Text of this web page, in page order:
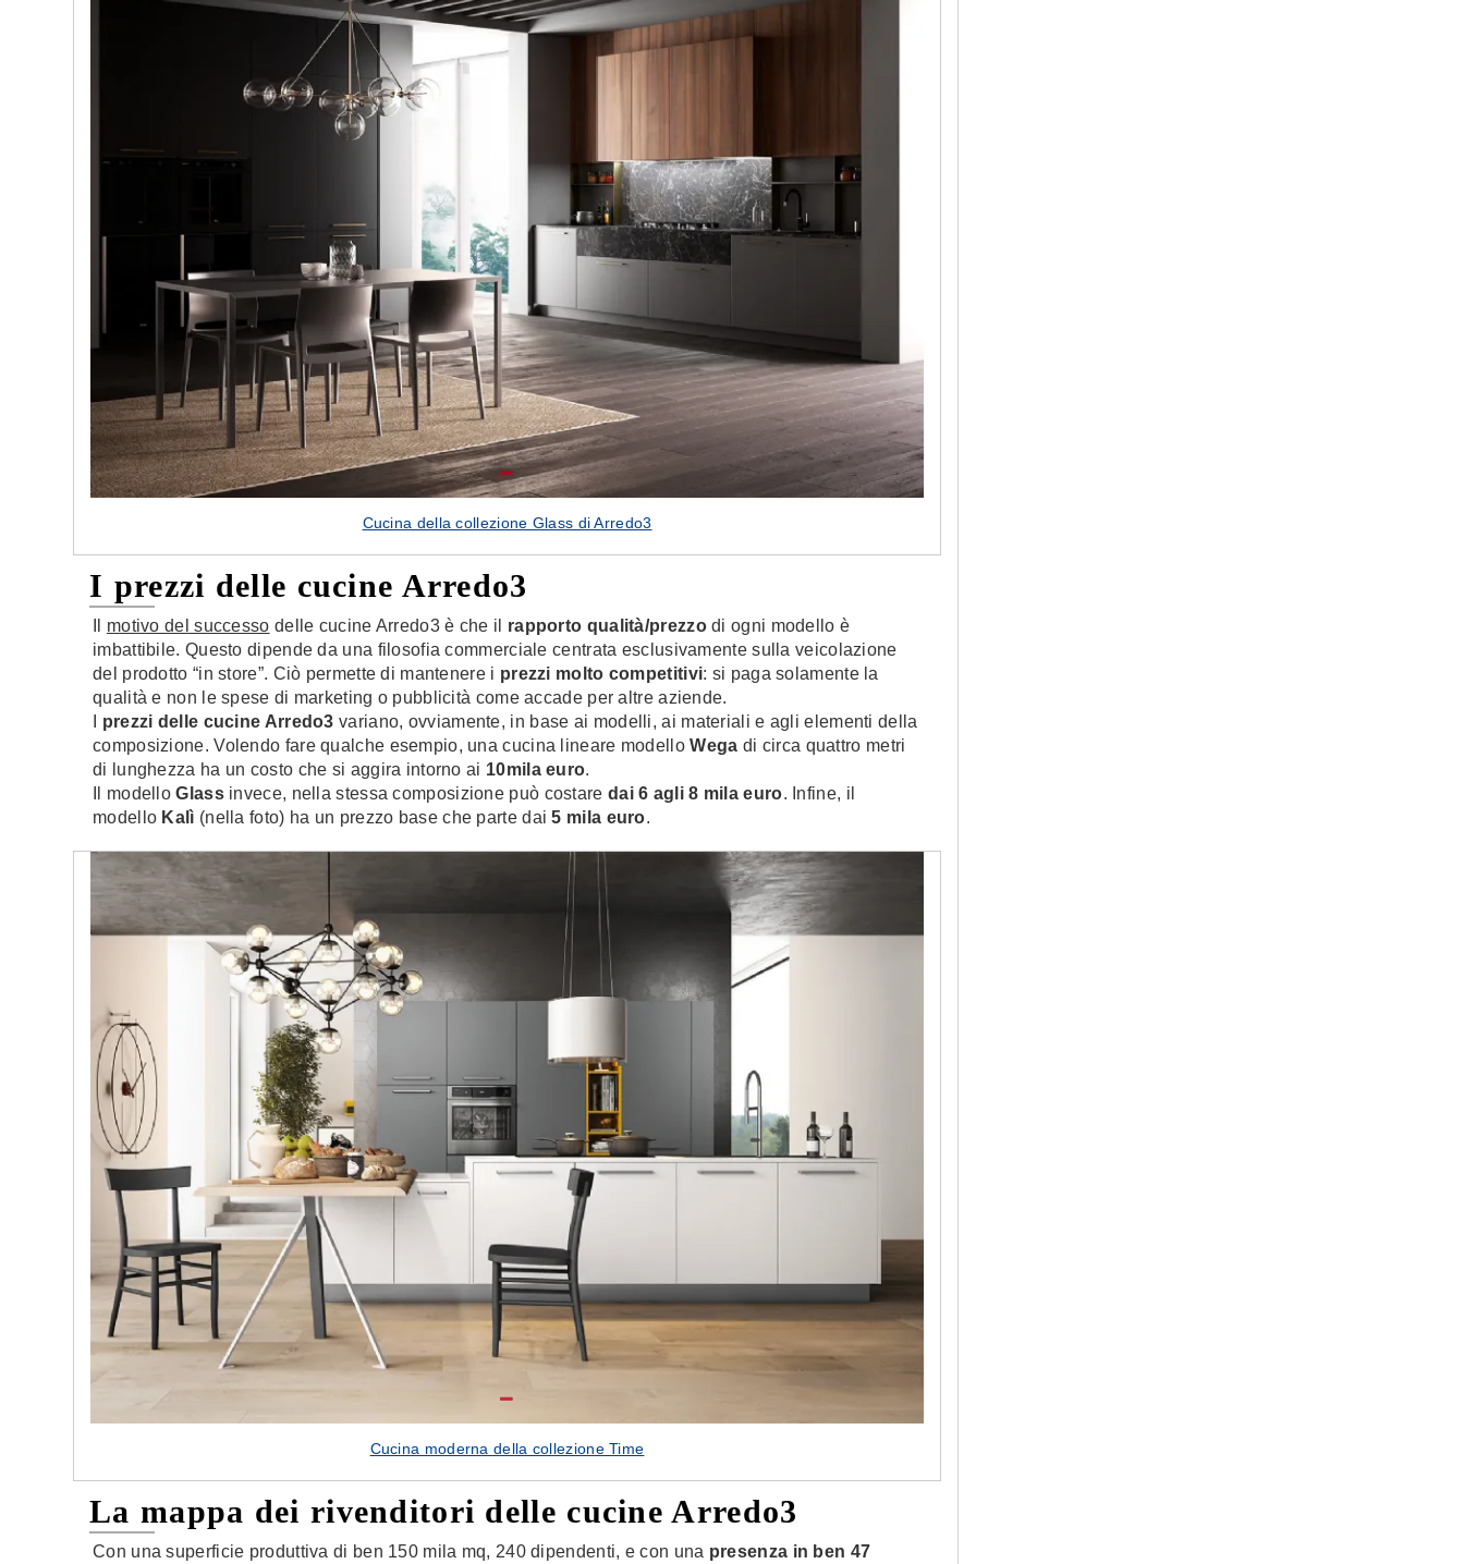
Cucina della collezione Glass di Arredo3
I prezzi delle cucine Arredo3
motivo del successo delle cucine Arredo3 è che il rapporto qualità/prezzodi ogni modello è
imbattibile. Questo dipende da una filosofia commerciale centrata esclusivamente sulla veicolazione
del prodotto “in store”. Ciò permette di mantenere i prezzi molto competitivi: si paga solamente la
qualità e non le spese di marketing o pubblicità come accade per altre aziende.
prezzi delle cucine Arredo3 variano, ovviamente, in base ai modelli, ai materiali e agli elementi della
composizione. Volendo fare qualche esempio, una cucina lineare modelloWega di circa quattro metri
di lunghezza ha un costo che si aggira intorno ai 10mila euro.
Il modelloGlass invece, nella stessa composizione può costare dai 6 agli 8 mila euro. Infine, il
modello Kalì (nella foto) ha un prezzo base che parte dai 5 mila euro.
Cucina moderna della collezione Time
La mappa dei rivenditori delle cucine Arredo3
Con una superficie produttiva di ben 150 mila mq, 240 dipendenti, e con una presenza in ben 47